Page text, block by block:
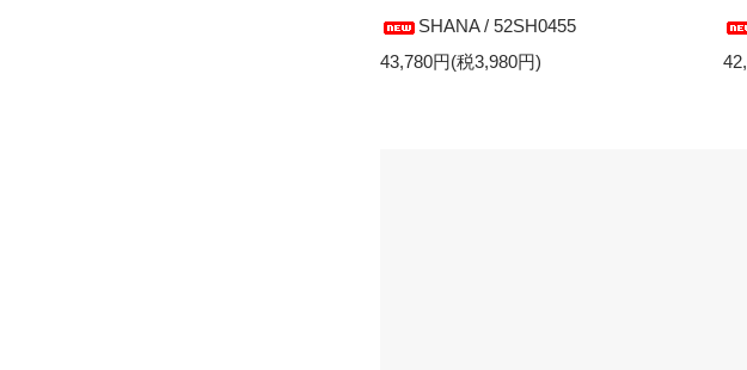
SHANA / 52SH0455
43,780円(税3,980円)